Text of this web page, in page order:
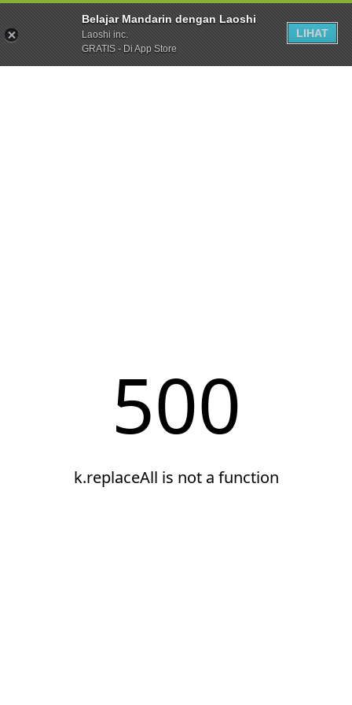
Belajar Mandarin dengan Laoshi
Laoshi inc.
GRATIS - Di App Store
LIHAT
500
k.replaceAll is not a function